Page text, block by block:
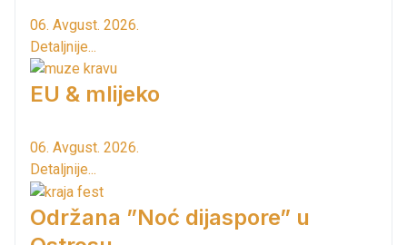
06. Avgust. 2026.
Detaljnije...
EU & mlijeko
06. Avgust. 2026.
Detaljnije...
Održana ”Noć dijaspore” u